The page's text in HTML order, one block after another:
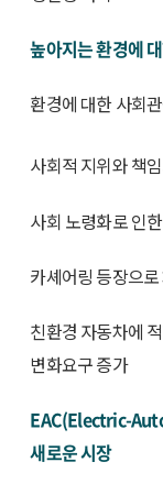
높아지는 환경에
환경에 대한 사회
사회적 지위와 책
사회 노령화로 인
카셰어링 등장으
친환경 자동차에
변화요구 증가
EAC(Electric-
새로운 시장